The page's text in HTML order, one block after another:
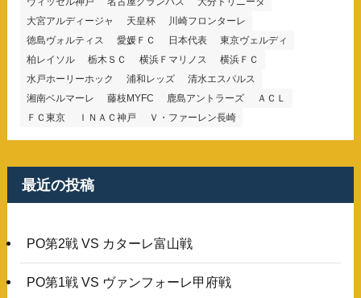
大宮アルディージャ
天皇杯
川崎フロンターレ
徳島ヴォルティス
愛媛ＦＣ 日本代表
東京ヴェルディ
柏レイソル
栃木ＳＣ 横浜Ｆマリノス
横浜ＦＣ
水戸ホーリーホック
浦和レッズ
清水エスパルス
湘南ベルマーレ
藤枝MYFC 鹿島アントラーズ
ＡＣＬ
ＦＣ東京
ＩＮＡＣ神戸 Ｖ・ファーレン長崎
最近の投稿
PO第2戦 VS カターレ富山戦
PO第1戦 VS ヴァンフォーレ甲府戦